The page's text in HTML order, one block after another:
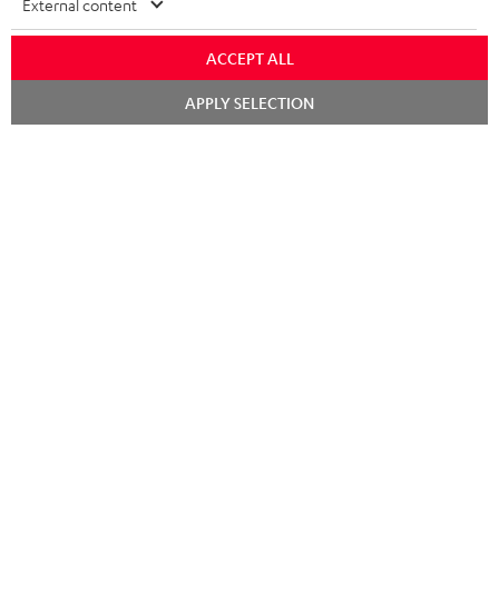
External content
ACCEPT ALL
APPLY SELECTION